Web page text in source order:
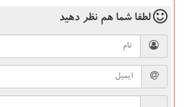
لطفا شما هم نظر دهید